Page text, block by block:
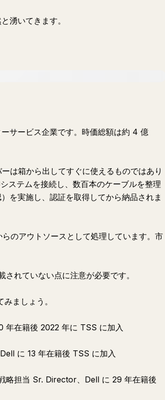
湧いてきます。
サービス企業です。時価総額は約 4 億
は箱から出してすぐに使えるものではあり
ステムを接続し、数百本のケーブルを整理
を実施し、認証を取得してから納品されま
のアウトソースとして処理しています。市
れていない点に注意が必要です。
ましょう。
年在籍後 2022 年に TSS に加入
に 13 年在籍後 TSS に加入
略担当 Sr. Director、Dell に 29 年在籍後